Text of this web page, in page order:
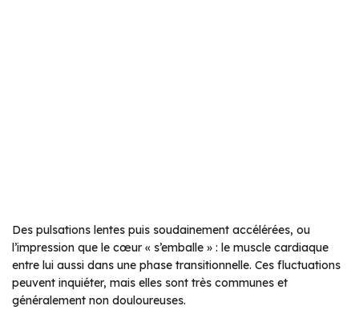
Des pulsations lentes puis soudainement accélérées, ou
l’impression que le cœur « s’emballe » : le muscle cardiaque
entre lui aussi dans une phase transitionnelle. Ces fluctuations
peuvent inquiéter, mais elles sont très communes et
généralement non douloureuses.